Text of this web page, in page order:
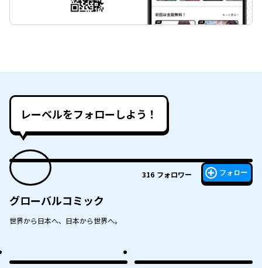
レーベルをフォローしよう！
316 フォロワー フォロー
グローバルコミック
世界から日本へ、日本から世界へ。